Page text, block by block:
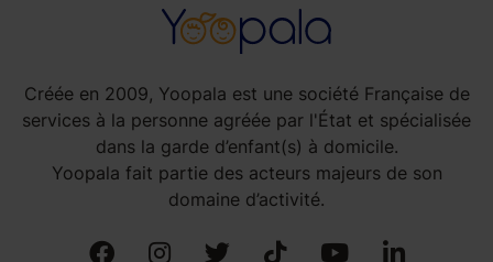
Créée en 2009, Yoopala est une société Française de
services à la personne agréée par l'État et spécialisée
dans la garde d’enfant(s) à domicile.
Yoopala fait partie des acteurs majeurs de son
domaine d’activité.